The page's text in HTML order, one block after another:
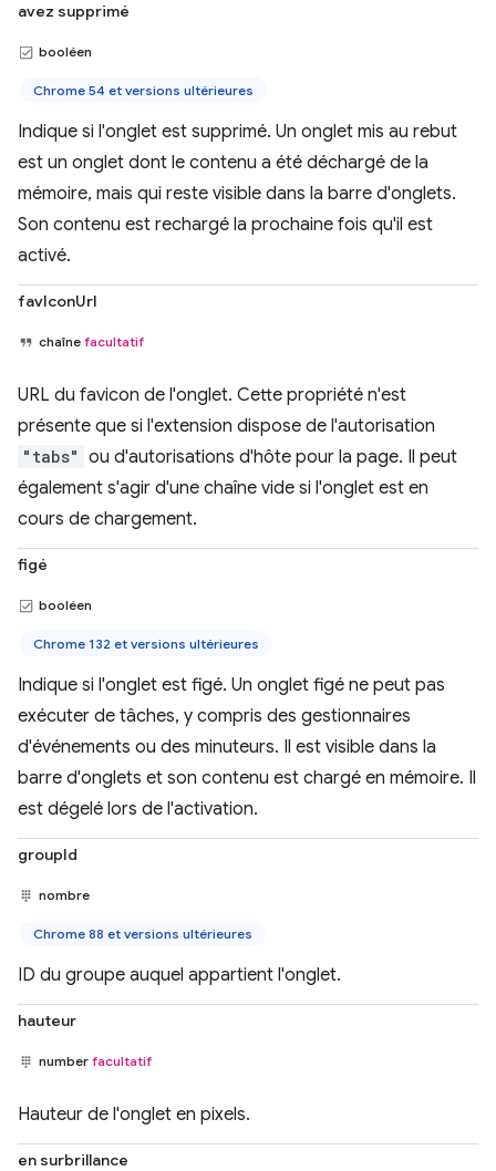
avez supprimé
booléen
Chrome 54 et versions ultérieures
Indique si l'onglet est supprimé. Un onglet mis au rebut
est un onglet dont le contenu a été déchargé de la
mémoire, mais qui reste visible dans la barre d'onglets.
Son contenu est rechargé la prochaine fois qu'il est
activé.
favIconUrl
chaîne facultatif
URL du favicon de l'onglet. Cette propriété n'est
présente que si l'extension dispose de l'autorisation
"tabs" ou d'autorisations d'hôte pour la page. Il peut
également s'agir d'une chaîne vide si l'onglet est en
cours de chargement.
figé
booléen
Chrome 132 et versions ultérieures
Indique si l'onglet est figé. Un onglet figé ne peut pas
exécuter de tâches, y compris des gestionnaires
d'événements ou des minuteurs. Il est visible dans la
barre d'onglets et son contenu est chargé en mémoire. Il
est dégelé lors de l'activation.
groupId
nombre
Chrome 88 et versions ultérieures
ID du groupe auquel appartient l'onglet.
hauteur
number facultatif
Hauteur de l'onglet en pixels.
en surbrillance